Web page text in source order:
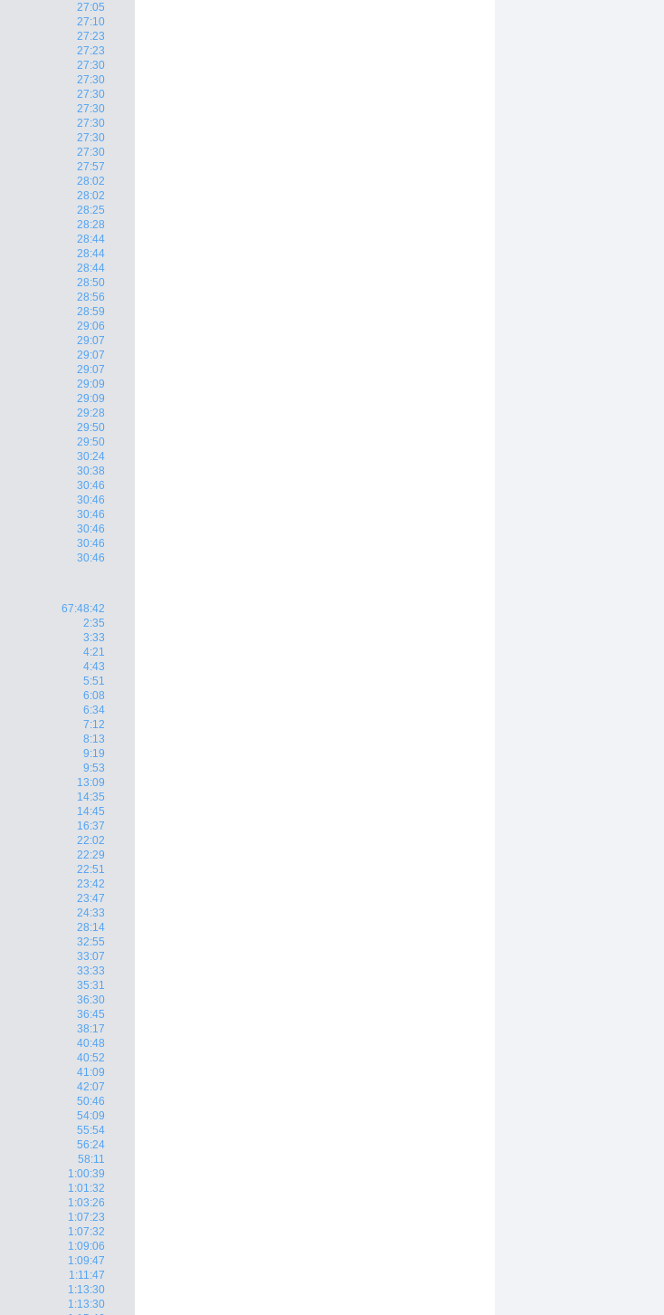
27:05
27:10
27:23
27:23
27:30
27:30
27:30
27:30
27:30
27:30
27:30
27:57
28:02
28:02
28:25
28:28
28:44
28:44
28:44
28:50
28:56
28:59
29:06
29:07
29:07
29:07
29:09
29:09
29:28
29:50
29:50
30:24
30:38
30:46
30:46
30:46
30:46
30:46
30:46
67:48:42
2:35
3:33
4:21
4:43
5:51
6:08
6:34
7:12
8:13
9:19
9:53
13:09
14:35
14:45
16:37
22:02
22:29
22:51
23:42
23:47
24:33
28:14
32:55
33:07
33:33
35:31
36:30
36:45
38:17
40:48
40:52
41:09
42:07
50:46
54:09
55:54
56:24
58:11
1:00:39
1:01:32
1:03:26
1:07:23
1:07:32
1:09:06
1:09:47
1:11:47
1:13:30
1:13:30